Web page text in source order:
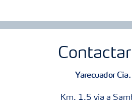
Yarecuador
Km. 1.5 vía a